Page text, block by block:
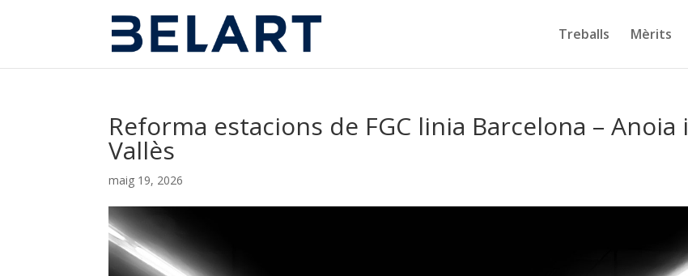
Treballs Mèrits
Reforma estacions de FGC linia Barcelona – Anoia i
Vallès
maig 19, 2026